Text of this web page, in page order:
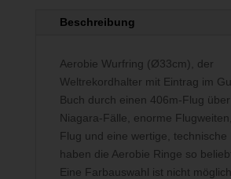
Beschreibung
Aerobie Wurfring (Ø33cm), der
Weltrekordhalter mit Eintrag im
Buch durch einen 406m-Flug
Niagara-Fälle, enorme
Flug und eine wertige, technische
haben die Aerobie Ringe so
Eine Farbauswahl ist nicht